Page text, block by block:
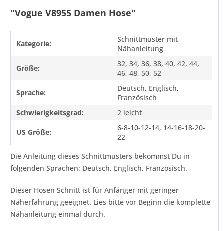
"Vogue V8955 Damen Hose"
Kategorie:
Schnittmuster mit
Nähanleitung
Größe:
32, 34, 36, 38, 40, 42, 44,
46, 48, 50, 52
Sprache:
Deutsch, Englisch,
Französisch
Schwierigkeitsgrad:
2 leicht
US Größe:
6-8-10-12-14, 14-16-18-20-
22
Die Anleitung dieses Schnittmusters bekommst Du in
folgenden Sprachen: Deutsch, Englisch, Französisch.
Dieser Hosen Schnitt ist für Anfänger mit geringer
Näherfahrung geeignet. Lies bitte vor Beginn die komplette
Nähanleitung einmal durch.